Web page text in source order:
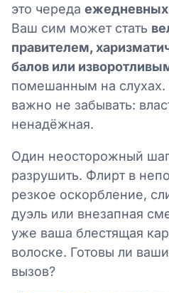
это череда ежедневных
Ваш сим может стать
правителем,
балов или
помешанным на
важно не забывать:
ненадёжная.
Один неосторожный
разрушить. Флирт в
резкое оскорбление,
дуэль или внезапная
уже ваша блестящая
волоске. Готовы ли
вызов?